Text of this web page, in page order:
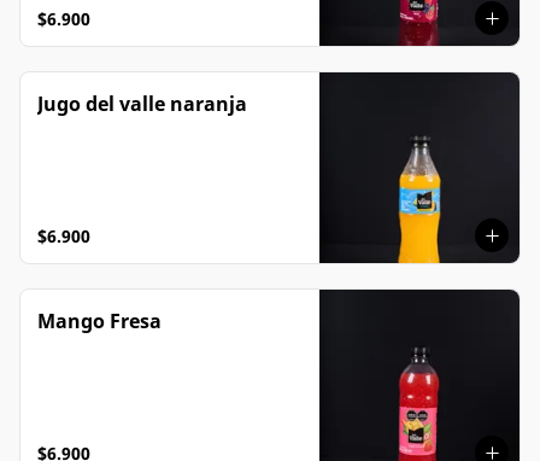
$6.900
Jugo del valle naranja
$6.900
Mango Fresa
$6.900